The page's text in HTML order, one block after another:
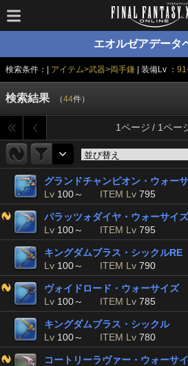
エオルゼアデータ
検索条件：| アイテム>武器>両手鎌 | 装備Lv ：
検索結果 （44件）
1ページ / 1ペー
グランドチャンピオン・ウォー
Lv 100～ ITEM Lv 795
パラッツォダイヤ・ウォーサイズ
Lv 100～ ITEM Lv 795
キングダムブラス・シックルRE
Lv 100～ ITEM Lv 790
ヴォイドロード・ウォーサイズ
Lv 100～ ITEM Lv 785
キングダムブラス・シックル
Lv 100～ ITEM Lv 780
コートリーラヴァー・ウォーサ